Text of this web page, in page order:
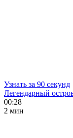
Узнать за 90 секунд
Легендарный
00:28
2 мин